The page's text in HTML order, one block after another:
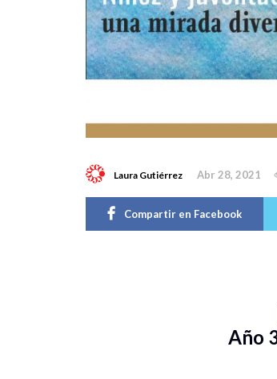
Laura Gutiérrez Abr 28, 2021
Compartir en Facebook
Año